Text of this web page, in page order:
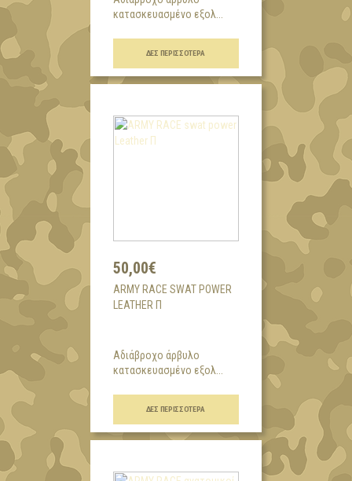
κατασκευασμένο εξολ...
ΔΕΣ ΠΕΡΙΣΣΌΤΕΡΑ
50,00€
ARMY RACE SWAT POWER
LEATHER Π
Αδιάβροχο άρβυλο
κατασκευασμένο εξολ...
ΔΕΣ ΠΕΡΙΣΣΌΤΕΡΑ